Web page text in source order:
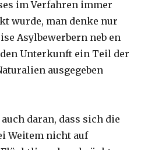
im Verfahren immer
wurde, man denke nur
Asylbewerbern neb en
Unterkunft ein Teil der
ausgegeben
daran, dass sich die
Weitem nicht auf